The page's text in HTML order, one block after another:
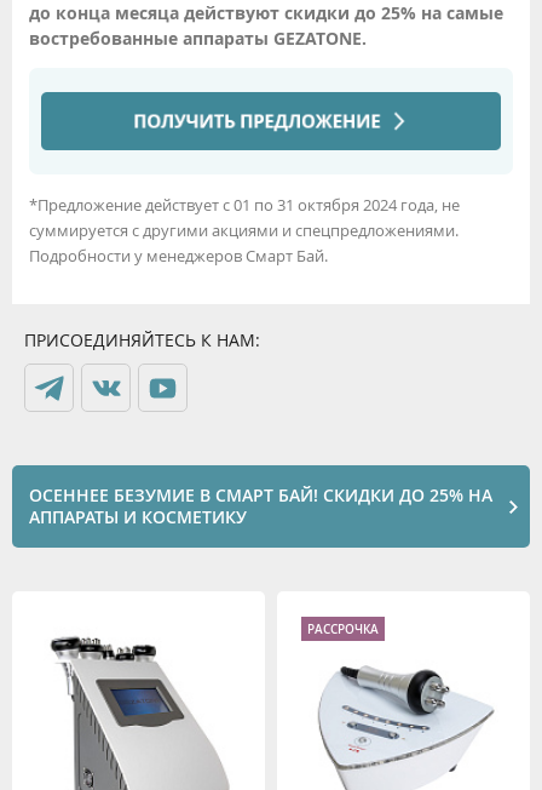
до конца месяца действуют скидки до 25% на самые
востребованные аппараты GEZATONE.
*Предложение действует с 01 по 31 октября 2024 года, не
суммируется с другими акциями и спецпредложениями.
Подробности у менеджеров Смарт Бай.
ПРИСОЕДИНЯЙТЕСЬ К НАМ:
ОСЕННЕЕ БЕЗУМИЕ В СМАРТ БАЙ! СКИДКИ ДО 25% НА
АППАРАТЫ И КОСМЕТИКУ
РАССРОЧКА